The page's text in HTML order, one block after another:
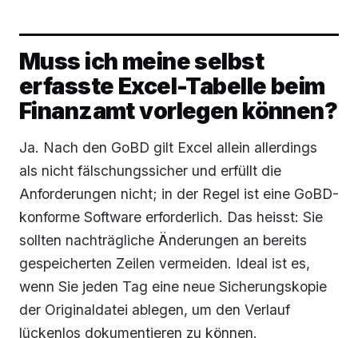
Muss ich meine selbst
erfasste Excel-Tabelle beim
Finanzamt vorlegen können?
Ja. Nach den GoBD gilt Excel allein allerdings
als nicht fälschungssicher und erfüllt die
Anforderungen nicht; in der Regel ist eine GoBD-
konforme Software erforderlich. Das heisst: Sie
sollten nachträgliche Änderungen an bereits
gespeicherten Zeilen vermeiden. Ideal ist es,
wenn Sie jeden Tag eine neue Sicherungskopie
der Originaldatei ablegen, um den Verlauf
lückenlos dokumentieren zu können.